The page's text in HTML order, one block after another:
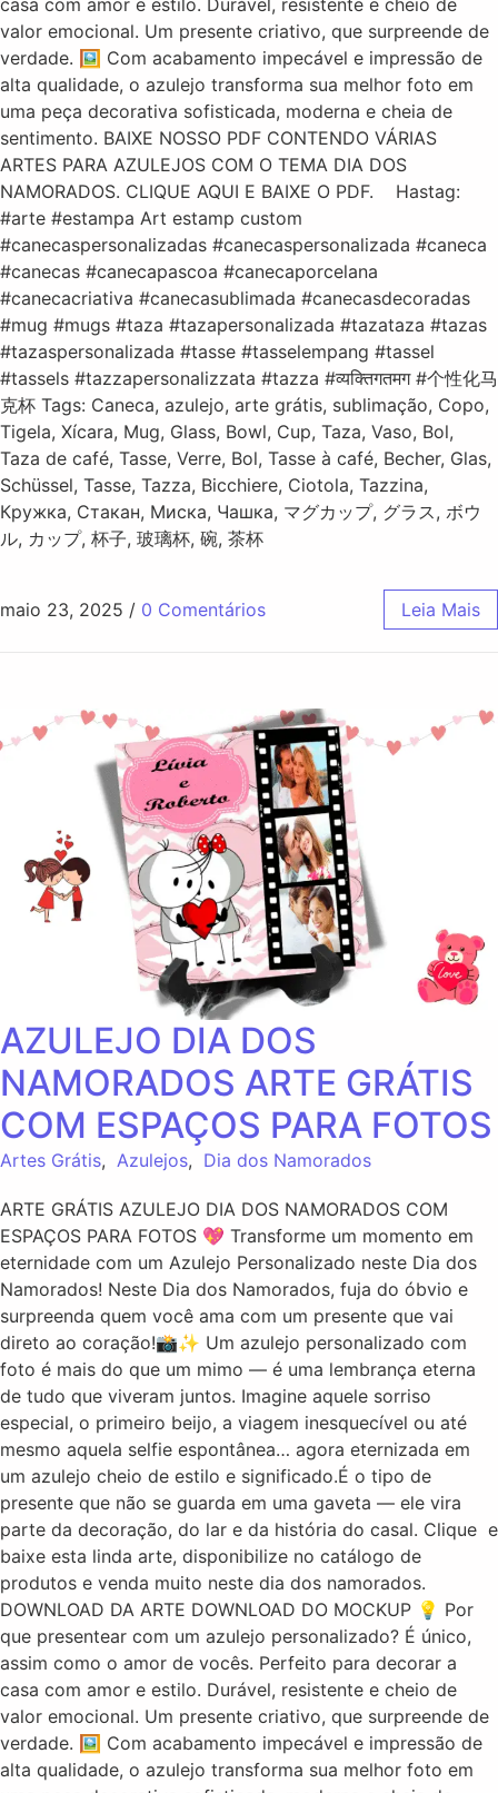
valor emocional. Um presente criativo, que surpreende de
verdade. 🖼️ Com acabamento impecável e impressão de
alta qualidade, o azulejo transforma sua melhor foto em
uma peça decorativa sofisticada, moderna e cheia de
sentimento. BAIXE NOSSO PDF CONTENDO VÁRIAS
ARTES PARA AZULEJOS COM O TEMA DIA DOS
NAMORADOS. CLIQUE AQUI E BAIXE O PDF. Hastag:
#arte #estampa Art estamp custom
#canecaspersonalizadas #canecaspersonalizada #caneca
#canecas #canecapascoa #canecaporcelana
#canecacriativa #canecasublimada #canecasdecoradas
#mug #mugs #taza #tazapersonalizada #tazataza #tazas
#tazaspersonalizada #tasse #tasselempang #tassel
#tassels #tazzapersonalizzata #tazza #व्यक्तिगतमग #个性化马
克杯 Tags: Caneca, azulejo, arte grátis, sublimação, Copo,
Tigela, Xícara, Mug, Glass, Bowl, Cup, Taza, Vaso, Bol,
Taza de café, Tasse, Verre, Bol, Tasse à café, Becher, Glas,
Schüssel, Tasse, Tazza, Bicchiere, Ciotola, Tazzina,
Кружка, Стакан, Миска, Чашка, マグカップ, グラス, ボウ
ル, カップ, 杯子, 玻璃杯, 碗, 茶杯
maio 23, 2025 / 0 Comentários Leia Mais
AZULEJO DIA DOS
NAMORADOS ARTE GRÁTIS
COM ESPAÇOS PARA FOTOS
Artes Grátis, Azulejos, Dia dos Namorados
ARTE GRÁTIS AZULEJO DIA DOS NAMORADOS COM
ESPAÇOS PARA FOTOS 💖 Transforme um momento em
eternidade com um Azulejo Personalizado neste Dia dos
Namorados! Neste Dia dos Namorados, fuja do óbvio e
surpreenda quem você ama com um presente que vai
direto ao coração!📸✨ Um azulejo personalizado com
foto é mais do que um mimo — é uma lembrança eterna
de tudo que viveram juntos. Imagine aquele sorriso
especial, o primeiro beijo, a viagem inesquecível ou até
mesmo aquela selfie espontânea… agora eternizada em
um azulejo cheio de estilo e significado.É o tipo de
presente que não se guarda em uma gaveta — ele vira
parte da decoração, do lar e da história do casal. Clique e
baixe esta linda arte, disponibilize no catálogo de
produtos e venda muito neste dia dos namorados.
DOWNLOAD DA ARTE DOWNLOAD DO MOCKUP 💡 Por
que presentear com um azulejo personalizado? É único,
assim como o amor de vocês. Perfeito para decorar a
casa com amor e estilo. Durável, resistente e cheio de
valor emocional. Um presente criativo, que surpreende de
verdade. 🖼️ Com acabamento impecável e impressão de
alta qualidade, o azulejo transforma sua melhor foto em